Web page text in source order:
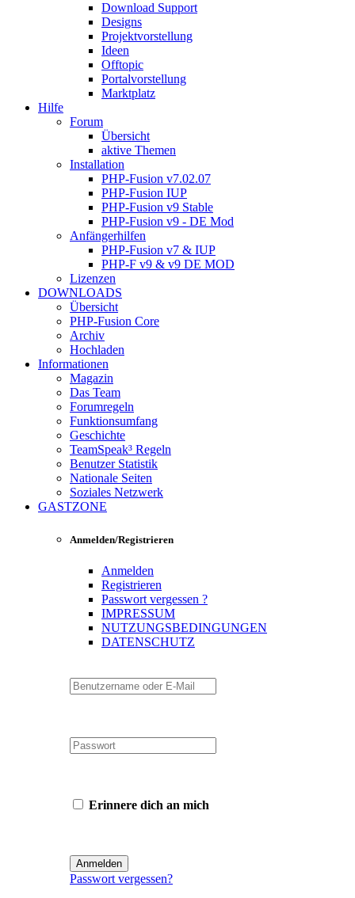
Download Support
Designs
Projektvorstellung
Ideen
Offtopic
Portalvorstellung
Marktplatz
Hilfe
Forum
Übersicht
aktive Themen
Installation
PHP-Fusion v7.02.07
PHP-Fusion IUP
PHP-Fusion v9 Stable
PHP-Fusion v9 - DE Mod
Anfängerhilfen
PHP-Fusion v7 & IUP
PHP-F v9 & v9 DE MOD
Lizenzen
DOWNLOADS
Übersicht
PHP-Fusion Core
Archiv
Hochladen
Informationen
Magazin
Das Team
Forumregeln
Funktionsumfang
Geschichte
TeamSpeak³ Regeln
Benutzer Statistik
Nationale Seiten
Soziales Netzwerk
GASTZONE
Anmelden/Registrieren
Anmelden
Registrieren
Passwort vergessen ?
IMPRESSUM
NUTZUNGSBEDINGUNGEN
DATENSCHUTZ
Erinnere dich an mich
Passwort vergessen?